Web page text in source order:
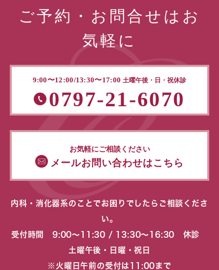
ご予約・お問合せはお
気軽に
9:00〜12:00/13:30〜17:00 土曜午後・日・祝休診
0797-21-6070
お気軽にご相談ください
メールお問い合わせはこちら
内科・消化器系のことでお困りでしたらご相談くださ
い。
受付時間 9:00〜11:30 / 13:30〜16:30 休診
土曜午後・日曜・祝日
※火曜日午前の受付は11:00まで